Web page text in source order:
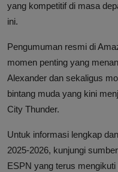
yang kompetitif di masa
ini.
Pengumuman resmi di
momen penting yang
Alexander dan sekaligus
bintang muda yang kini
City Thunder.
Untuk informasi lengkap
2025-2026, kunjungi
ESPN yang terus